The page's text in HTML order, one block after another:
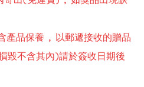
品保養 , 以郵遞接收的贈品
毀不含其內)請於簽收日期後